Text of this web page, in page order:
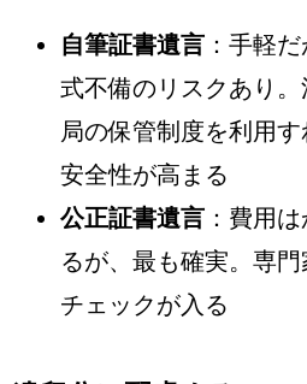
自筆証書遺言 ：手軽
式不備のリスクあり。
局の保管制度を利用
安全性が高まる
公正証書遺言 ：費用
るが、最も確実。専門
チェックが入る